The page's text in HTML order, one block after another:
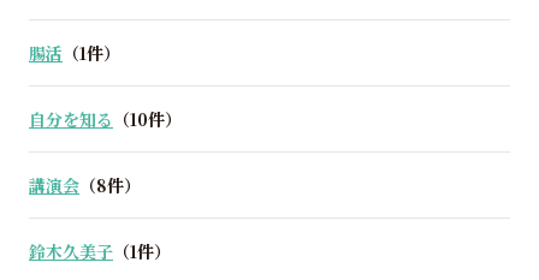
腸活 （1件）
自分を知る （10件）
講演会 （8件）
鈴木久美子 （1件）